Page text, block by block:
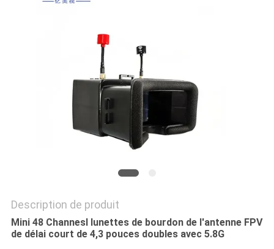
POLITIQUE
CONFIDENTIALITÉ
Description de produit
Mini 48 Channesl lunettes de bourdon de l'antenne FPV
de délai court de 4,3 pouces doubles avec 5.8G